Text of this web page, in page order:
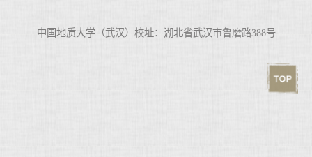
中国地质大学（武汉）校址：湖北省武汉市鲁磨路388号